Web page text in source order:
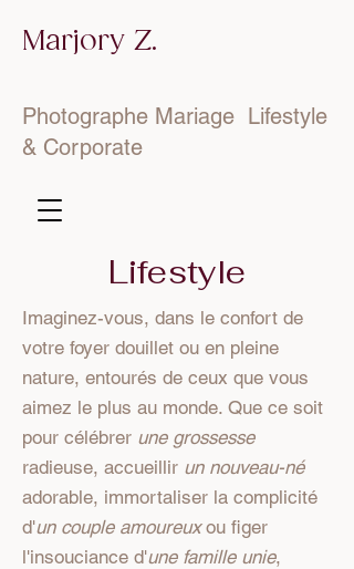
Marjory Z.
Photographe Mariage Lifestyle
& Corporate
Lifestyle
Imaginez-vous, dans le confort de
votre foyer douillet ou en pleine
nature, entourés de ceux que vous
aimez le plus au monde. Que ce soit
pour célébrer une grossesse
radieuse, accueillir un nouveau-né
adorable, immortaliser la complicité
d'un couple amoureuxou figer
l'insouciance d'une famille unie,